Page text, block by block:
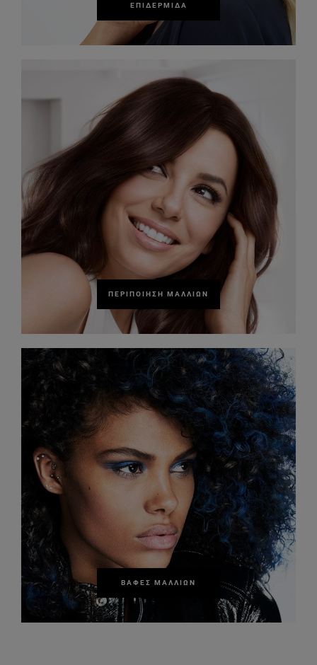
ΕΠΙΔΕΡΜΊΔΑ
ΠΕΡΙΠΟΊΗΣΗ ΜΑΛΛΙΏΝ
ΒΑΦΈΣ ΜΑΛΛΙΏΝ